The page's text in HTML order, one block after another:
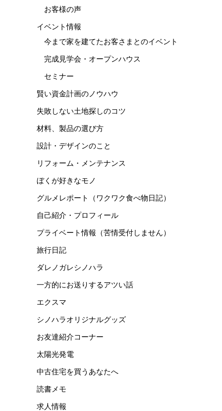
お客様の声
イベント情報
今まで家を建てたお客さまとのイベント
完成見学会・オープンハウス
セミナー
賢い資金計画のノウハウ
失敗しない土地探しのコツ
材料、製品の選び方
設計・デザインのこと
リフォーム・メンテナンス
ぼくが好きなモノ
グルメレポート（ワクワク食べ物日記）
自己紹介・プロフィール
プライベート情報（苦情受付しません）
旅行日記
ダレノガレシノハラ
一方的にお送りするアツい話
エクスマ
シノハラオリジナルグッズ
お友達紹介コーナー
太陽光発電
中古住宅を買うあなたへ
読書メモ
求人情報